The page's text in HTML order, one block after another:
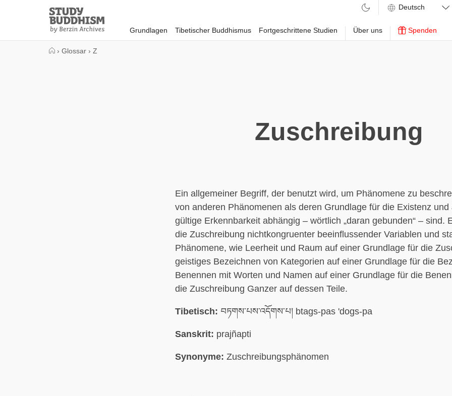
Study
Buddhism
Home
Grundlagen Tibetischer Buddhismus Fortgeschrittene Studien Über uns Spenden
› Glossar › Z
Zuschreibung
Ein allgemeiner Begriff, der benutzt wird, um Phänomene zu
von anderen Phänomenen als deren Grundlage für die Existenz und
gültige Erkennbarkeit abhängig – wörtlich „daran gebunden“ – sind.
die Zuschreibung nichtkongruenter beeinflussender Variablen und
Phänomene, wie Leerheit und Raum auf einer Grundlage für die
geistiges Bezeichnen von Kategorien auf einer Grundlage für die
Benennen mit Worten und Namen auf einer Grundlage für die
die Zuschreibung Ganzer auf dessen Teile.
Tibetisch: བཏགས་པས་འདོགས་པ། btags-pas 'dogs-pa
Sanskrit: prajñapti
Synonyme: Zuschreibungsphänomen